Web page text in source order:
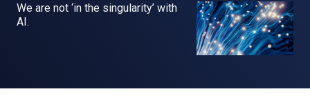
We are not ‘in the singularity’ with
AI.